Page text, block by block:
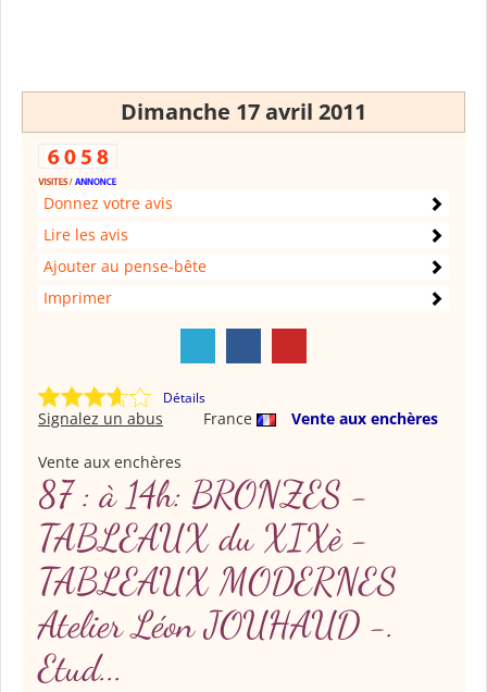
Dimanche 17 avril 2011
Donnez votre avis
Lire les avis
Ajouter au pense-bête
Imprimer
Détails
France Vente aux enchères
Signalez un abus
Vente aux enchères
87 : à 14h: BRONZES -
TABLEAUX du XIXè -
TABLEAUX MODERNES
Atelier Léon JOUHAUD -.
Etud...